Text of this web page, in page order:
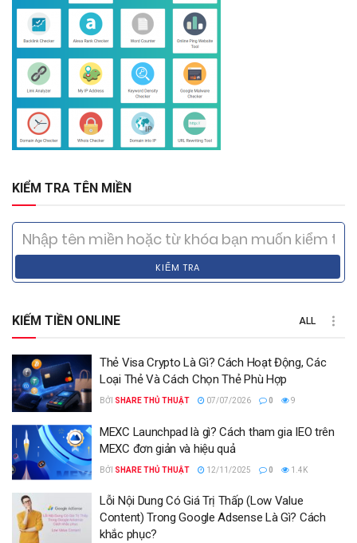
KIỂM TRA TÊN MIỀN
KIỂM TRA
KIẾM TIỀN ONLINE ALL
Thẻ Visa Crypto Là Gì? Cách Hoạt Động, Các
Loại Thẻ Và Cách Chọn Thẻ Phù Hợp
BỞI SHARE THỦ THUẬT 07/07/2026 0 9
MEXC Launchpad là gì? Cách tham gia IEO trên
MEXC đơn giản và hiệu quả
BỞI SHARE THỦ THUẬT 12/11/2025 0 1.4K
Lỗi Nội Dung Có Giá Trị Thấp (Low Value
Content) Trong Google Adsense Là Gì? Cách
khắc phục?